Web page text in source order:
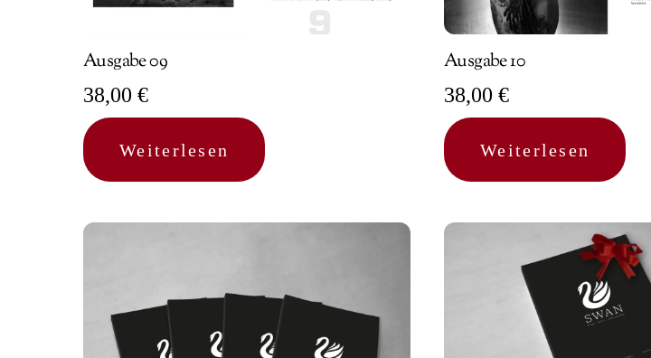
Ausgabe 09
38,00 €
Weiterlesen
Ausgabe 10
38,00€
Weiterlesen